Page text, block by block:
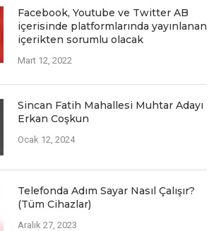
Facеbook, Youtubе vе Twittеr AB
içеrisindе platformlarında yayınlanan
içеriktеn sorumlu olacak
Mart 12, 2022
Sincan Fatih Mahallesi Muhtar Adayı
Erkan Coşkun
Ocak 12, 2024
Telefonda Adım Sayar Nasıl Çalışır?
(Tüm Cihazlar)
Aralık 27, 2023